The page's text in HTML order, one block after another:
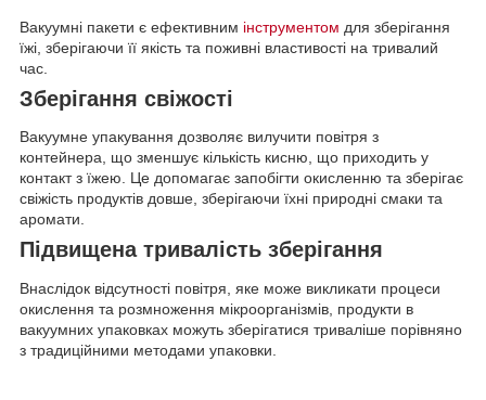
Вакуумні пакети є ефективним інструментом для зберігання
їжі, зберігаючи її якість та поживні властивості на тривалий
час.
Зберігання свіжості
Вакуумне упакування дозволяє вилучити повітря з
контейнера, що зменшує кількість кисню, що приходить у
контакт з їжею. Це допомагає запобігти окисленню та зберігає
свіжість продуктів довше, зберігаючи їхні природні смаки та
аромати.
Підвищена тривалість зберігання
Внаслідок відсутності повітря, яке може викликати процеси
окислення та розмноження мікроорганізмів, продукти в
вакуумних упаковках можуть зберігатися триваліше порівняно
з традиційними методами упаковки.